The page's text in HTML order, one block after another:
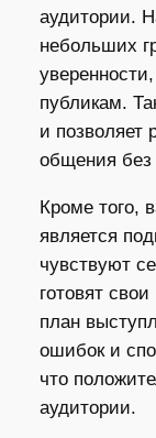
аудитории.
небольших
публикам.
и позволяет
общения без
Кроме того,
является
чувствуют
готовят
план
ошибок и
что
аудитории.